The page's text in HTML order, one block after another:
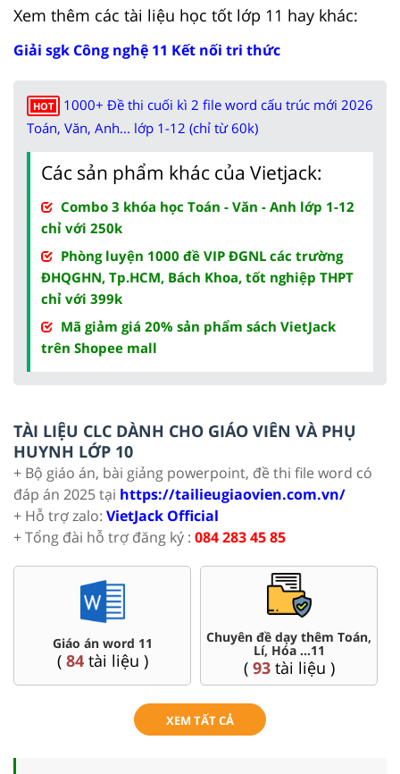
Xem thêm các tài liệu học tốt lớp 11 hay khác:
Giải sgk Công nghệ 11 Kết nối tri thức
HOT
1000+ Đề thi cuối kì 2 file word cấu trúc mới 2026
Toán, Văn, Anh... lớp 1-12 (chỉ từ 60k)
Các sản phẩm khác của Vietjack:
Combo 3 khóa học Toán - Văn - Anh lớp 1-12
chỉ với 250k
Phòng luyện 1000 đề VIP ĐGNL các trường
ĐHQGHN, Tp.HCM, Bách Khoa, tốt nghiệp THPT
chỉ với 399k
Mã giảm giá 20% sản phẩm sách VietJack
trên Shopee mall
TÀI LIỆU CLC DÀNH CHO GIÁO VIÊN VÀ PHỤ
HUYNH LỚP 10
+ Bộ giáo án, bài giảng powerpoint, đề thi file word có
đáp án 2025 tại https://tailieugiaovien.com.vn/
+ Hỗ trợ zalo: VietJack Official
+ Tổng đài hỗ trợ đăng ký : 084 283 45 85
Giáo án word 11
(84tài liệu )
Chuyên đề dạy thêm Toán,
Lí, Hóa ...11
(93tài liệu )
XEM TẤT CẢ